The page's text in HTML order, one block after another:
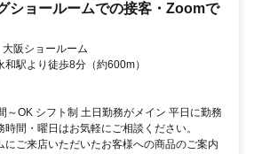
ショールームでの接客・Zoomで
阪ショールーム
駅より徒歩8分（約600m）
～OK シフト制 土日勤務がメイン 平日に勤務
間・曜日はお気軽にご相談ください。
にご来店いただいたお客様への商品のご案内